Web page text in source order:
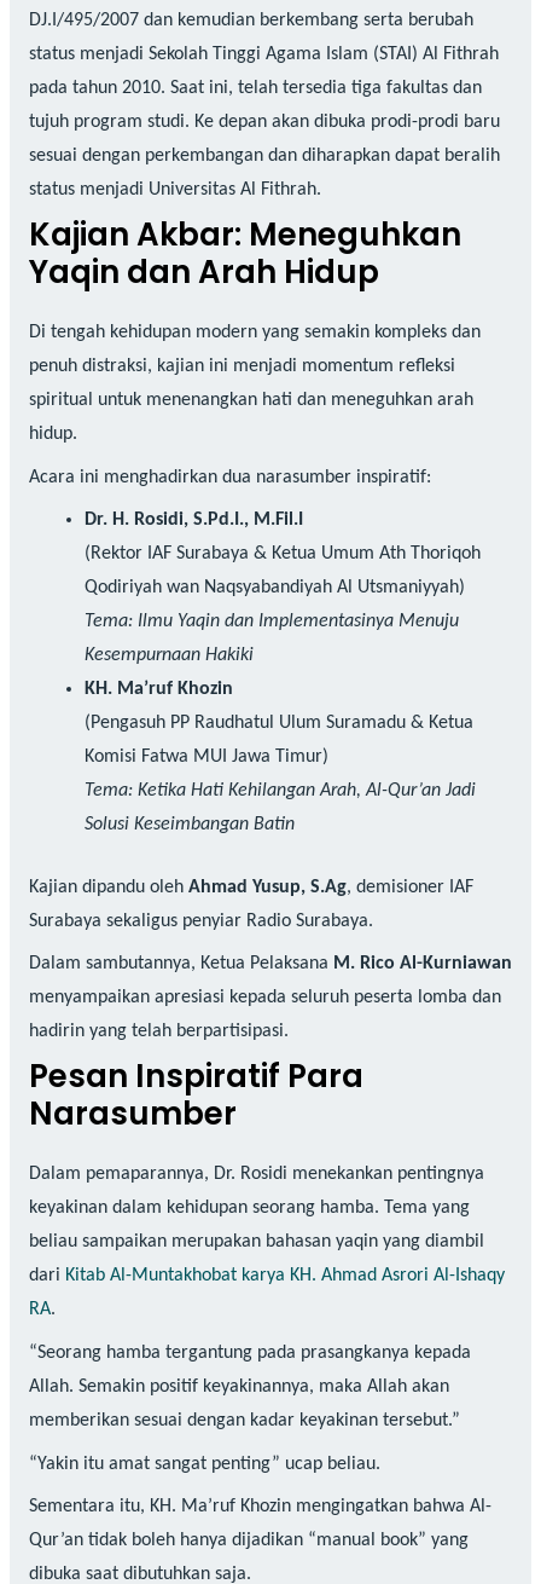
DJ.I/495/2007 dan kemudian berkembang serta berubah
status menjadi Sekolah Tinggi Agama Islam (STAI) Al Fithrah
pada tahun 2010. Saat ini, telah tersedia tiga fakultas dan
tujuh program studi. Ke depan akan dibuka prodi-prodi baru
sesuai dengan perkembangan dan diharapkan dapat beralih
status menjadi Universitas Al Fithrah.
Kajian Akbar: Meneguhkan
Yaqin dan Arah Hidup
Di tengah kehidupan modern yang semakin kompleks dan
penuh distraksi, kajian ini menjadi momentum refleksi
spiritual untuk menenangkan hati dan meneguhkan arah
hidup.
Acara ini menghadirkan dua narasumber inspiratif:
Dr. H. Rosidi, S.Pd.I., M.Fil.I
(Rektor IAF Surabaya & Ketua Umum Ath Thoriqoh
Qodiriyah wan Naqsyabandiyah Al Utsmaniyyah)
Tema: Ilmu Yaqin dan Implementasinya Menuju
Kesempurnaan Hakiki
KH. Ma’ruf Khozin
(Pengasuh PP Raudhatul Ulum Suramadu & Ketua
Komisi Fatwa MUI Jawa Timur)
Tema: Ketika Hati Kehilangan Arah, Al-Qur’an Jadi
Solusi Keseimbangan Batin
Kajian dipandu oleh Ahmad Yusup, S.Ag, demisioner IAF
Surabaya sekaligus penyiar Radio Surabaya.
Dalam sambutannya, Ketua Pelaksana M. Rico Al-Kurniawan
menyampaikan apresiasi kepada seluruh peserta lomba dan
hadirin yang telah berpartisipasi.
Pesan Inspiratif Para
Narasumber
Dalam pemaparannya, Dr. Rosidi menekankan pentingnya
keyakinan dalam kehidupan seorang hamba. Tema yang
beliau sampaikan merupakan bahasan yaqin yang diambil
dari Kitab Al-Muntakhobat karya KH. Ahmad Asrori Al-Ishaqy
RA.
“Seorang hamba tergantung pada prasangkanya kepada
Allah. Semakin positif keyakinannya, maka Allah akan
memberikan sesuai dengan kadar keyakinan tersebut.”
“Yakin itu amat sangat penting” ucap beliau.
Sementara itu, KH. Ma’ruf Khozin mengingatkan bahwa Al-
Qur’an tidak boleh hanya dijadikan “manual book” yang
dibuka saat dibutuhkan saja.